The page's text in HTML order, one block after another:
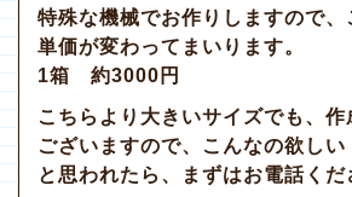
特殊な機械でお作りしますので、
単価が変わってまいります。
1箱 約3000円
こちらより大きいサイズでも、
ございますので、こんなの欲しい
と思われたら、まずはお電話くだ